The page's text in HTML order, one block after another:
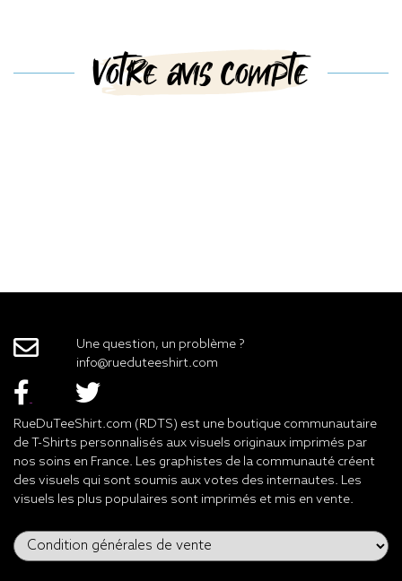
Votre avis compte
Une question, un problème ?
info@rueduteeshirt.com
RueDuTeeShirt.com (RDTS) est une boutique communautaire
de T-Shirts personnalisés aux visuels originaux imprimés par
nos soins en France. Les graphistes de la communauté créent
des visuels qui sont soumis aux votes des internautes. Les
visuels les plus populaires sont imprimés et mis en vente.